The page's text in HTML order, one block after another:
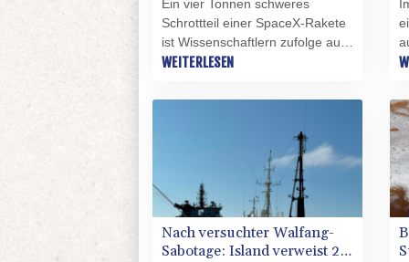
eingeschlagen
Ein vier Tonnen schweres
Schrottteil einer SpaceX-Rakete
ist Wissenschaftlern zufolge auf
dem Mond eingeschlagen. Die in
Südsternwarte (ESO) teilte am
ihres hochentwickelten Very
Large Telescope (VLT)
entsprechende "Spektrallinien"
entdeckt habe. Der Aufprall habe
sich genau so ereignet wie
erwartet.
WEITERLESEN
Nach versuchter Walfang-
Sabotage: Island verweist 21